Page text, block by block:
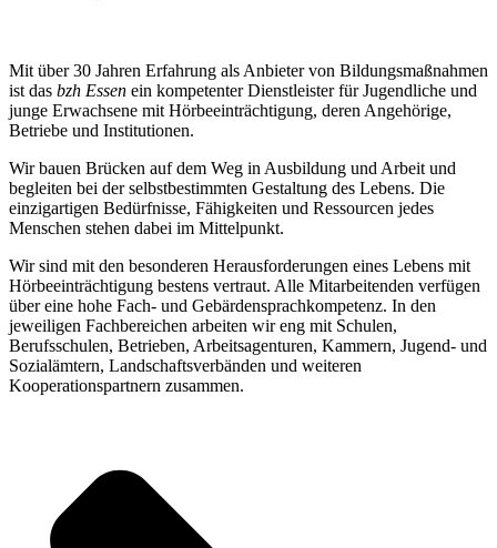
Mit über 30 Jahren Erfahrung als Anbieter von Bildungsmaßnahmen
ist das bzh Essen ein kompetenter Dienstleister für Jugendliche und
junge Erwachsene mit Hörbeeinträchtigung, deren Angehörige,
Betriebe und Institutionen.
Wir bauen Brücken auf dem Weg in Ausbildung und Arbeit und
begleiten bei der selbstbestimmten Gestaltung des Lebens. Die
einzigartigen Bedürfnisse, Fähigkeiten und Ressourcen jedes
Menschen stehen dabei im Mittelpunkt.
Wir sind mit den besonderen Herausforderungen eines Lebens mit
Hörbeeinträchtigung bestens vertraut. Alle Mitarbeitenden verfügen
über eine hohe Fach- und Gebärdensprachkompetenz. In den
jeweiligen Fachbereichen arbeiten wir eng mit Schulen,
Berufsschulen, Betrieben, Arbeitsagenturen, Kammern, Jugend- und
Sozialämtern, Landschaftsverbänden und weiteren
Kooperationspartnern zusammen.